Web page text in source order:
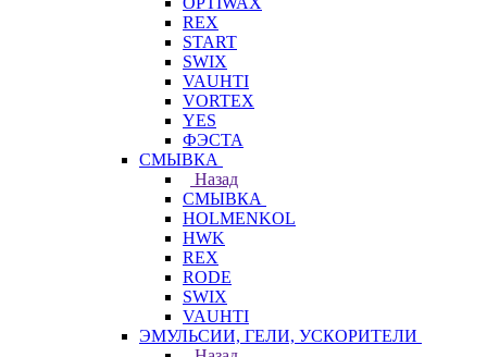
REX
START
SWIX
VAUHTI
VORTEX
YES
ФЭСТА
СМЫВКА
Назад
СМЫВКА
HOLMENKOL
HWK
REX
RODE
SWIX
VAUHTI
ЭМУЛЬСИИ, ГЕЛИ, УСКОРИТЕЛИ